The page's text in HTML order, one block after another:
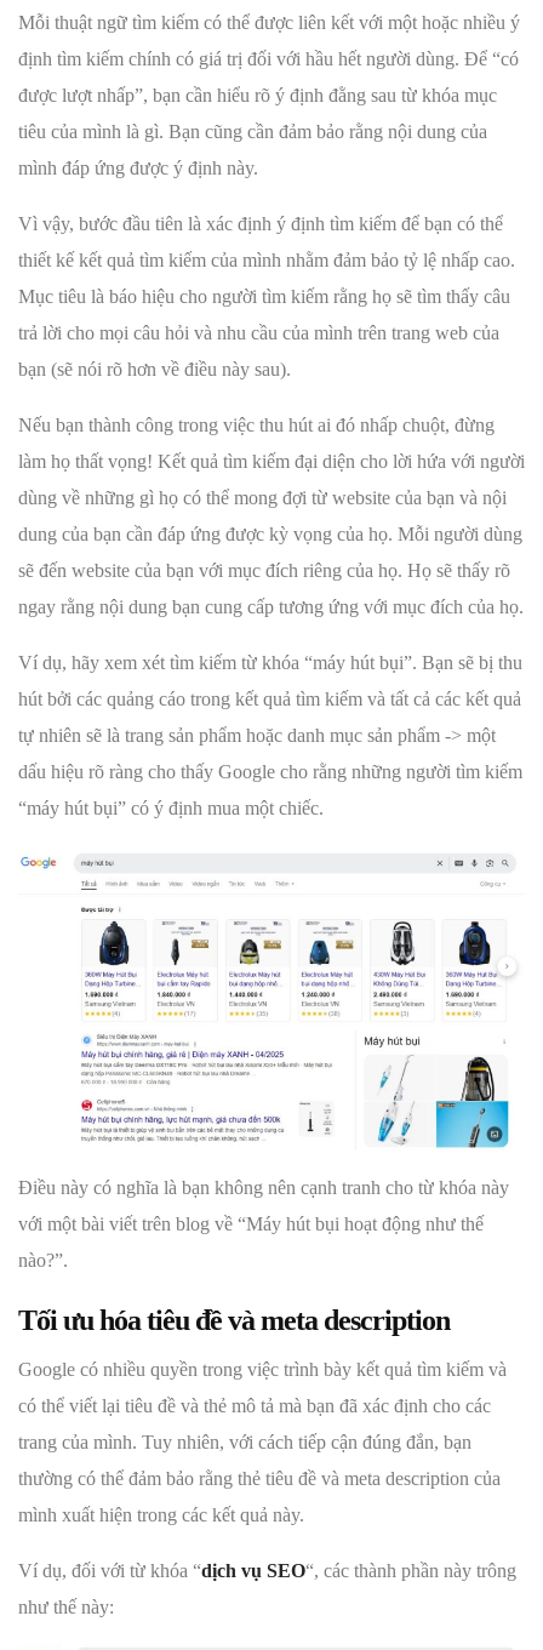
Mỗi thuật ngữ tìm kiếm có thể được liên kết với một hoặc nhiều ý
định tìm kiếm chính có giá trị đối với hầu hết người dùng. Để “có
được lượt nhấp”, bạn cần hiểu rõ ý định đằng sau từ khóa mục
tiêu của mình là gì. Bạn cũng cần đảm bảo rằng nội dung của
mình đáp ứng được ý định này.
Vì vậy, bước đầu tiên là xác định ý định tìm kiếm để bạn có thể
thiết kế kết quả tìm kiếm của mình nhằm đảm bảo tỷ lệ nhấp cao.
Mục tiêu là báo hiệu cho người tìm kiếm rằng họ sẽ tìm thấy câu
trả lời cho mọi câu hỏi và nhu cầu của mình trên trang web của
bạn (sẽ nói rõ hơn về điều này sau).
Nếu bạn thành công trong việc thu hút ai đó nhấp chuột, đừng
làm họ thất vọng! Kết quả tìm kiếm đại diện cho lời hứa với người
dùng về những gì họ có thể mong đợi từ website của bạn và nội
dung của bạn cần đáp ứng được kỳ vọng của họ. Mỗi người dùng
sẽ đến website của bạn với mục đích riêng của họ. Họ sẽ thấy rõ
ngay rằng nội dung bạn cung cấp tương ứng với mục đích của họ.
Ví dụ, hãy xem xét tìm kiếm từ khóa “máy hút bụi”. Bạn sẽ bị thu
hút bởi các quảng cáo trong kết quả tìm kiếm và tất cả các kết quả
tự nhiên sẽ là trang sản phẩm hoặc danh mục sản phẩm -> một
dấu hiệu rõ ràng cho thấy Google cho rằng những người tìm kiếm
“máy hút bụi” có ý định mua một chiếc.
Điều này có nghĩa là bạn không nên cạnh tranh cho từ khóa này
với một bài viết trên blog về “Máy hút bụi hoạt động như thế
nào?”.
Tối ưu hóa tiêu đề và meta description
Google có nhiều quyền trong việc trình bày kết quả tìm kiếm và
có thể viết lại tiêu đề và thẻ mô tả mà bạn đã xác định cho các
trang của mình. Tuy nhiên, với cách tiếp cận đúng đắn, bạn
thường có thể đảm bảo rằng thẻ tiêu đề và meta description của
mình xuất hiện trong các kết quả này.
Ví dụ, đối với từ khóa “dịch vụ SEO“, các thành phần này trông
như thế này: